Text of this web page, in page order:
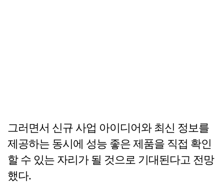
그러면서 신규 사업 아이디어와 최신 정보를
제공하는 동시에 성능 좋은 제품을 직접 확인
할 수 있는 자리가 될 것으로 기대된다고 전망
했다.